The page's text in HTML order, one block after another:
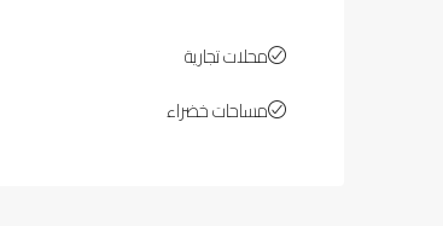
محلات تجارية
مساحات خضراء